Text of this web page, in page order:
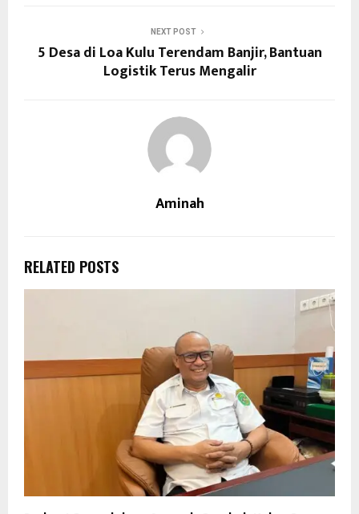
NEXT POST
5 Desa di Loa Kulu Terendam Banjir, Bantuan
Logistik Terus Mengalir
Aminah
RELATED POSTS